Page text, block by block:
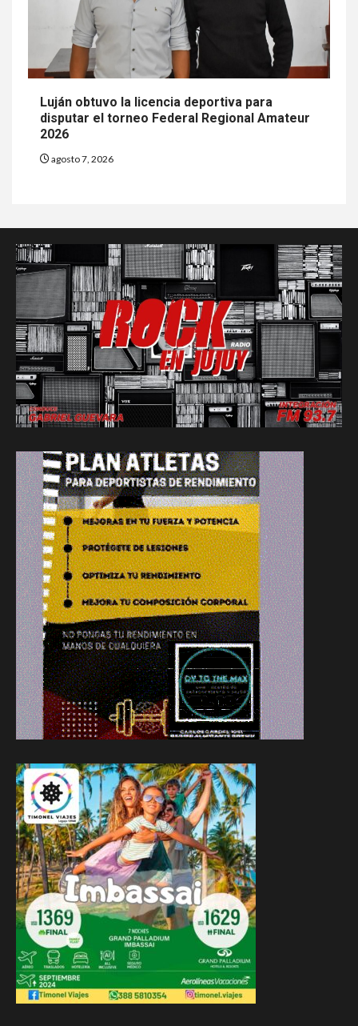
Luján obtuvo la licencia deportiva para
disputar el torneo Federal Regional Amateur
2026
agosto 7, 2026